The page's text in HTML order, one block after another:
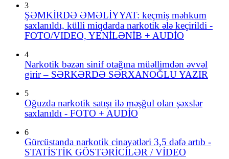
3
ŞƏMKİRDƏ ƏMƏLİYYAT: keçmiş məhkum
saxlanıldı, külli miqdarda narkotik ələ keçirildi -
FOTO/VIDEO, YENİLƏNİB + AUDİO
4
Narkotik bəzən sinif otağına müəllimdən əvvəl
girir – SƏRKƏRDƏ SƏRXANOĞLU YAZIR
5
Oğuzda narkotik satışı ilə məşğul olan şəxslər
saxlanıldı - FOTO + AUDİO
6
Gürcüstanda narkotik cinayətləri 3,5 dəfə artıb -
STATİSTİK GÖSTƏRİCİLƏR / VİDEO